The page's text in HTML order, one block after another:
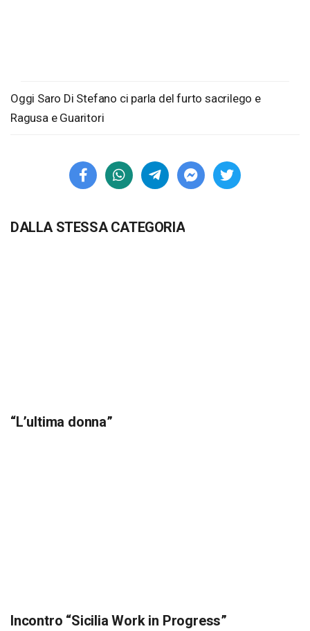
Oggi Saro Di Stefano ci parla del furto sacrilego e
Ragusa e Guaritori
DALLA STESSA CATEGORIA
“L’ultima donna”
Incontro “Sicilia Work in Progress”